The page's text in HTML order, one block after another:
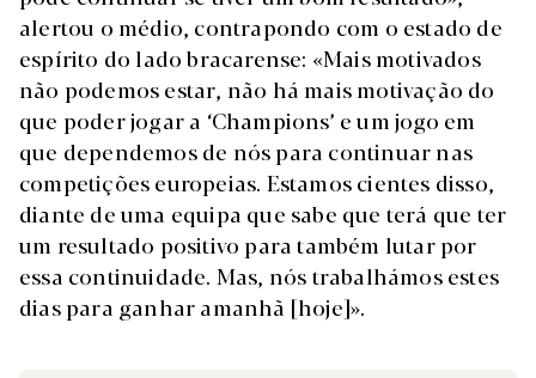
alertou o médio, contrapondo com o estado de
espírito do lado bracarense: «Mais motivados
não podemos estar, não há mais motivação do
que poder jogar a ‘Champions’ e um jogo em
que dependemos de nós para continuar nas
competições europeias. Estamos cientes disso,
diante de uma equipa que sabe que terá que ter
um resultado positivo para também lutar por
essa continuidade. Mas, nós trabalhámos estes
dias para ganhar amanhã [hoje]».